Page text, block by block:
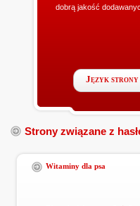
dobrą jakość
Język strony
Strony związane z
Witaminy dla psa